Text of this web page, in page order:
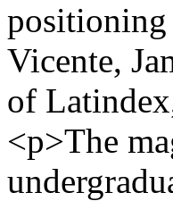
positioning
Vicente,
of
<p>The